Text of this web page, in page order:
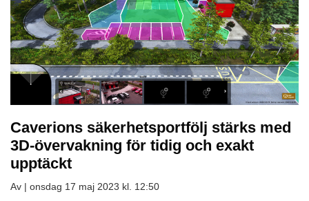
Caverions säkerhetsportfölj stärks med
3D-övervakning för tidig och exakt
upptäckt
Av | onsdag 17 maj 2023 kl. 12:50